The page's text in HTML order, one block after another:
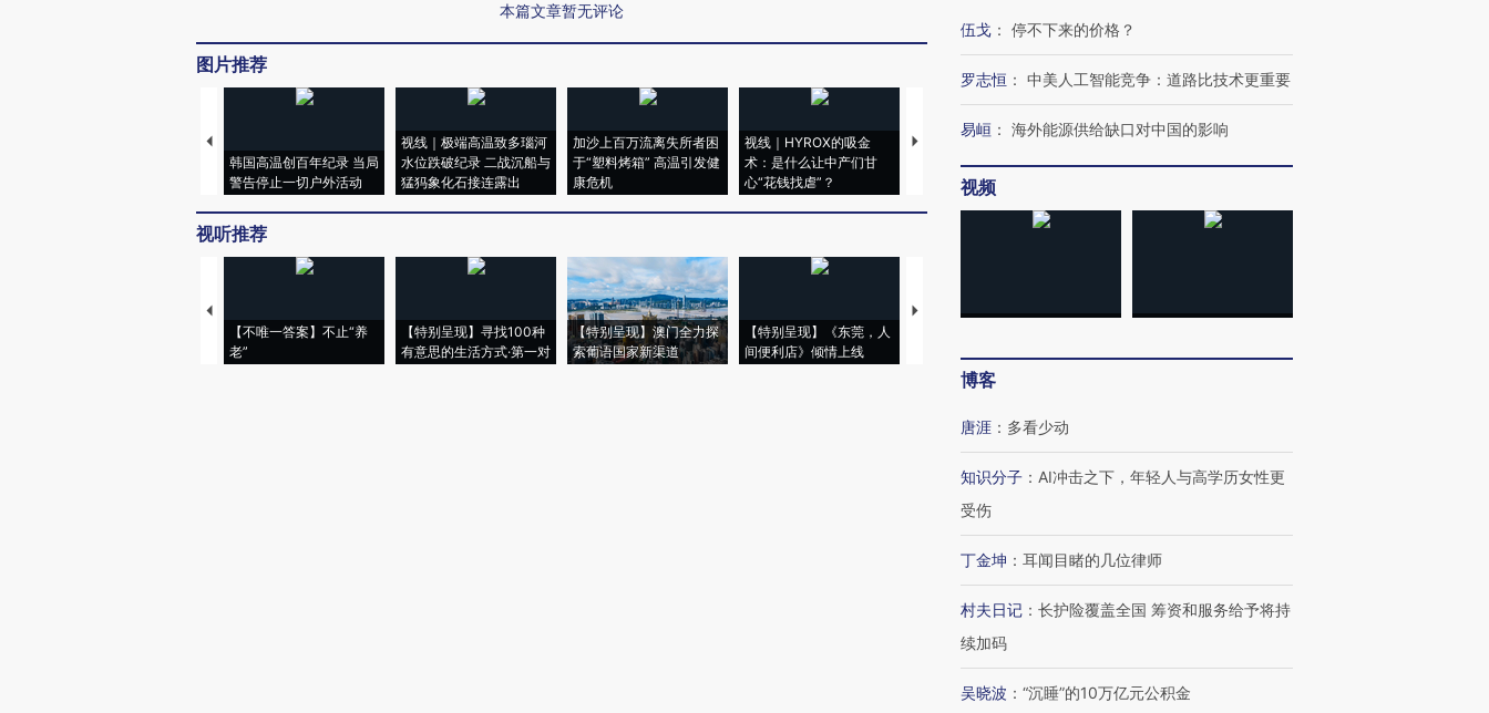
本篇文章暂无评论
图片推荐
韩国高温创百年纪录 当局
警告停止一切户外活动
视线｜极端高温致多瑙河
水位跌破纪录 二战沉船与
猛犸象化石接连露出
加沙上百万流离失所者困
于“塑料烤箱” 高温引发健
康危机
视线｜HYROX的吸金
术：是什么让中产们甘
心“花钱找虐”？
马航飞行员跨国走私7万
粒摇头丸 尿检体内含3种
视线｜被称为“蟑螂”的印
度Z世代 用街头抗争将教
机”？难民潮撕裂西班牙
视听推荐
【不唯一答案】不止“养
老”
【特别呈现】寻找100种
有意思的生活方式·第一对
【特别呈现】澳门全力探
索葡语国家新渠道
【特别呈现】《东莞，人
间便利店》倾情上线
【推广】走进第四届链博
【商旅对话】华住集团
伍戈 ： 停不下来的价格？
罗志恒 ： 中美人工智能竞争：道路比技术更重要
易峘 ： 海外能源供给缺口对中国的影响
视频
博客
唐涯 ： 多看少动
知识分子 ： AI冲击之下，年轻人与高学历女性更
受伤
丁金坤 ： 耳闻目睹的几位律师
村夫日记 ： 长护险覆盖全国 筹资和服务给予将持
续加码
吴晓波 ： “沉睡”的10万亿元公积金